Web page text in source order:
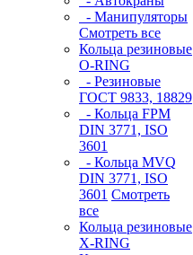
- Манипуляторы
Смотреть все
Кольца резиновые
O-RING
- Резиновые
ГОСТ 9833, 18829
- Кольца FPM
DIN 3771, ISO
3601
- Кольца MVQ
DIN 3771, ISO
3601 Смотреть
все
Кольца резиновые
Х-RING